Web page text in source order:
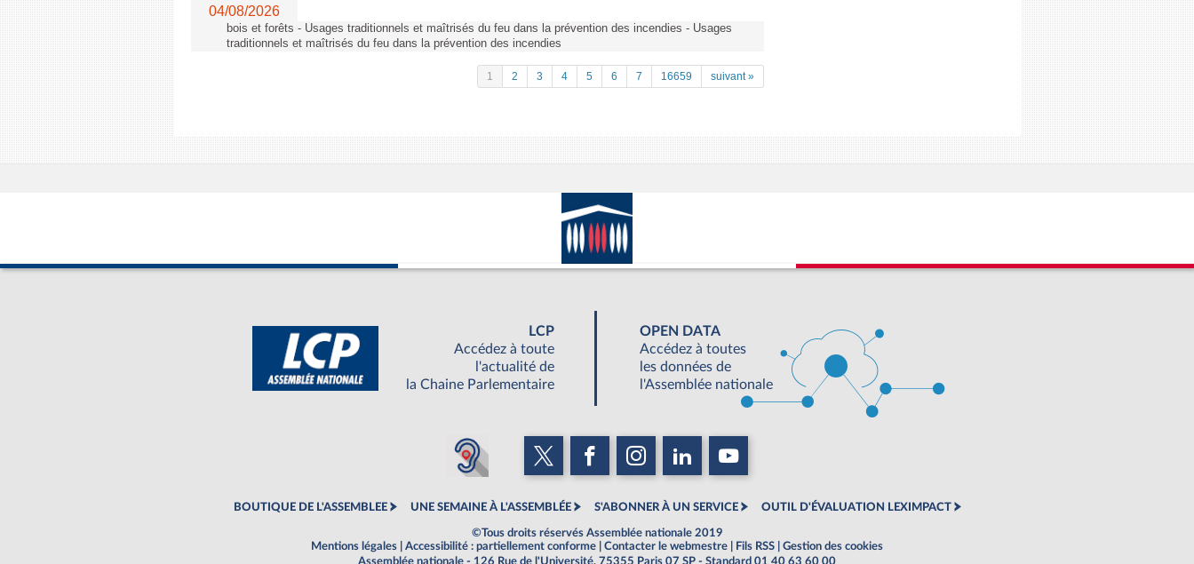
04/08/2026
bois et forêts - Usages traditionnels et maîtrisés du feu dans la prévention des incendies - Usages
traditionnels et maîtrisés du feu dans la prévention des incendies
1 2 3 4 5 6 7 16659 suivant »
LCP
Accédez à toute
l'actualité de
la Chaine Parlementaire
OPEN DATA
Accédez à toutes
les données de
l'Assemblée nationale
BOUTIQUE DE L'ASSEMBLEE UNE SEMAINE À L'ASSEMBLÉE S'ABONNER À UN SERVICE OUTIL D'ÉVALUATION LEXIMPACT
©Tous droits réservés Assemblée nationale 2019
Mentions légales
Accessibilité : partiellement conforme Contacter le webmestre Fils RSS
Gestion des cookies
Assemblée nationale - 126 Rue de l'Université, 75355 Paris 07 SP - Standard 01 40 63 60 00